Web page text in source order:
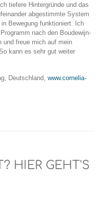
tiefere Hintergründe und das
abgestimmte System
Bewegung funktioniert. Ich
nach den Boudewijn-
und freue mich auf mein
kann es sehr gut weiter
Deutschland,www.cornelia-
HIER GEHT'S